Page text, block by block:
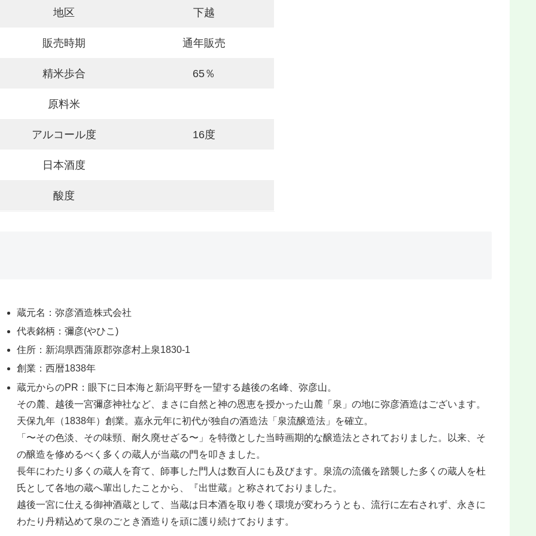
地区 下越
販売時期 通年販売
精米歩合 65％
原料米
アルコール度 16度
日本酒度
酸度
蔵元名：弥彦酒造株式会社
代表銘柄：彌彦(やひこ)
住所：新潟県西蒲原郡弥彦村上泉1830-1
創業：西暦1838年
蔵元からのPR：眼下に日本海と新潟平野を一望する越後の名峰、弥彦山。
その麓、越後一宮彌彦神社など、まさに自然と神の恩恵を授かった山麓「泉」の地に弥彦酒造はございます。
天保九年（1838年）創業。嘉永元年に初代が独自の酒造法「泉流醸造法」を確立。
「〜その色淡、その味頸、耐久廃せざる〜」を特徴とした当時画期的な醸造法とされておりました。以来、そ
の醸造を修めるべく多くの蔵人が当蔵の門を叩きました。
長年にわたり多くの蔵人を育て、師事した門人は数百人にも及びます。泉流の流儀を踏襲した多くの蔵人を杜
氏として各地の蔵へ輩出したことから、『出世蔵』と称されておりました。
越後一宮に仕える御神酒蔵として、当蔵は日本酒を取り巻く環境が変わろうとも、流行に左右されず、永きに
わたり丹精込めて泉のごとき酒造りを頑に護り続けております。